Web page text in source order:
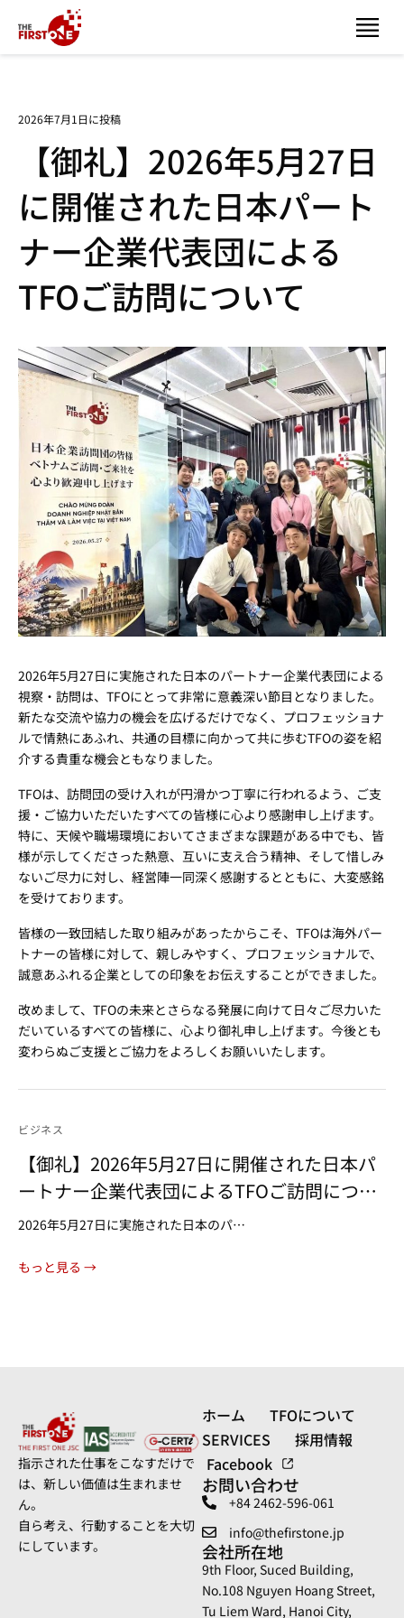
2026年7月1日に投稿
【御礼】2026年5月27日
に開催された日本パート
ナー企業代表団による
TFOご訪問について
2026年5月27日に実施された日本のパートナー企業代表団による
視察・訪問は、TFOにとって非常に意義深い節目となりました。
新たな交流や協力の機会を広げるだけでなく、プロフェッショナ
ルで情熱にあふれ、共通の目標に向かって共に歩むTFOの姿を紹
介する貴重な機会ともなりました。
TFOは、訪問団の受け入れが円滑かつ丁寧に行われるよう、ご支
援・ご協力いただいたすべての皆様に心より感謝申し上げます。
特に、天候や職場環境においてさまざまな課題がある中でも、皆
様が示してくださった熱意、互いに支え合う精神、そして惜しみ
ないご尽力に対し、経営陣一同深く感謝するとともに、大変感銘
を受けております。
皆様の一致団結した取り組みがあったからこそ、TFOは海外パー
トナーの皆様に対して、親しみやすく、プロフェッショナルで、
誠意あふれる企業としての印象をお伝えすることができました。
改めまして、TFOの未来とさらなる発展に向けて日々ご尽力いた
だいているすべての皆様に、心より御礼申し上げます。今後とも
変わらぬご支援とご協力をよろしくお願いいたします。
ビジネス
【御礼】2026年5月27日に開催された日本パ
ートナー企業代表団によるTFOご訪問につい
て
2026年5月27日に実施された日本のパ…
もっと見る →
指示された仕事をこなすだけで
は、新しい価値は生まれませ
ん。
自ら考え、行動することを大切
にしています。
ホーム
TFOについて
SERVICES
採用情報
Facebook
お問い合わせ
+84 2462-596-061
info@thefirstone.jp
会社所在地
9th Floor, Suced Building,
No.108 Nguyen Hoang Street,
Tu Liem Ward, Hanoi City,